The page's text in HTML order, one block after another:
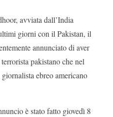
avviata dall’India
giorni con il Pakistan, il
annunciato di aver
terrorista pakistano che nel
ebreo americano
è stato fatto giovedì 8